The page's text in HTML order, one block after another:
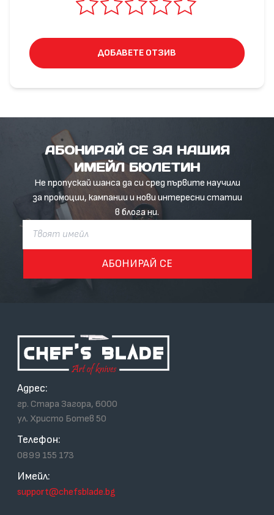
ДОБАВЕТЕ ОТЗИВ
АБОНИРАЙ СЕ ЗА НАШИЯ
ИМЕЙЛ БЮЛЕТИН
Не пропускай шанса да си сред първите научили
за промоции, кампании и нови интересни статии
в блога ни.
АБОНИРАЙ СЕ
Адрес:
гр. Стара Загора, 6000
ул. Христо Ботев 50
Телефон:
0899 155 173
Имейл:
support@chefsblade.bg